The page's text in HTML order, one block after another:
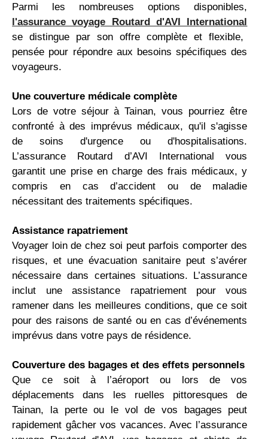
Parmi les nombreuses options disponibles,
l'assurance voyage Routard d'AVI International
se distingue par son offre complète et flexible,
pensée pour répondre aux besoins spécifiques des
voyageurs.
Une couverture médicale complète
Lors de votre séjour à Tainan, vous pourriez être
confronté à des imprévus médicaux, qu'il s'agisse
de soins d'urgence ou d'hospitalisations.
L’assurance Routard d’AVI International vous
garantit une prise en charge des frais médicaux, y
compris en cas d’accident ou de maladie
nécessitant des traitements spécifiques.
Assistance rapatriement
Voyager loin de chez soi peut parfois comporter des
risques, et une évacuation sanitaire peut s’avérer
nécessaire dans certaines situations. L’assurance
inclut une assistance rapatriement pour vous
ramener dans les meilleures conditions, que ce soit
pour des raisons de santé ou en cas d’événements
imprévus dans votre pays de résidence.
Couverture des bagages et des effets personnels
Que ce soit à l’aéroport ou lors de vos
déplacements dans les ruelles pittoresques de
Tainan, la perte ou le vol de vos bagages peut
rapidement gâcher vos vacances. Avec l’assurance